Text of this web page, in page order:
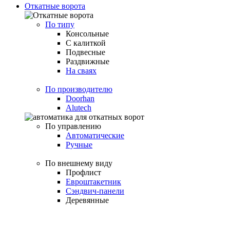
Откатные ворота
По типу
Консольные
С калиткой
Подвесные
Раздвижные
На сваях
По производителю
Doorhan
Alutech
По управлению
Автоматические
Ручные
По внешнему виду
Профлист
Евроштакетник
Сэндвич-панели
Деревянные